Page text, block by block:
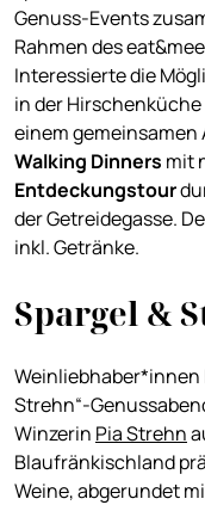
Genuss-Events
Rahmen des
Interessierte die
in der
einem gemeinsamen
Walking Dinners mit
Entdeckungstour
der Getreidegasse.
inkl. Getränke.
Spargel &
Weinliebhaber*innen
Strehn“-
Winzerin Pia Strehn
Blaufränkischland
Weine, abgerundet